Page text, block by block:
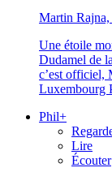
Martin
Une étoile
Dudamel de
c’est officiel,
Luxembourg
Phil+
Lire
Écouter